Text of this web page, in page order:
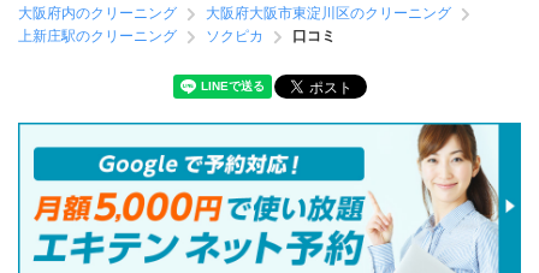
大阪府内のクリーニング
大阪府大阪市東淀川区のクリーニング
上新庄駅のクリーニング
ソクピカ 口コミ